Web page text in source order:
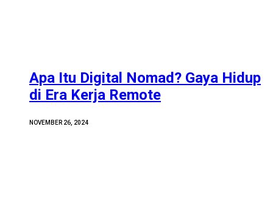
Apa Itu Digital Nomad? Gaya Hidup
di Era Kerja Remote
NOVEMBER 26, 2024